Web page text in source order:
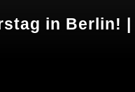
in Berlin! |